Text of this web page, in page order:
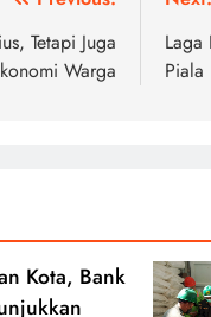
Tetapi Juga
Warga
Laga
Kota, Bank